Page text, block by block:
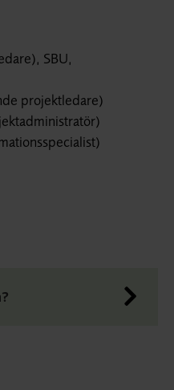
SBU,
projektledare)